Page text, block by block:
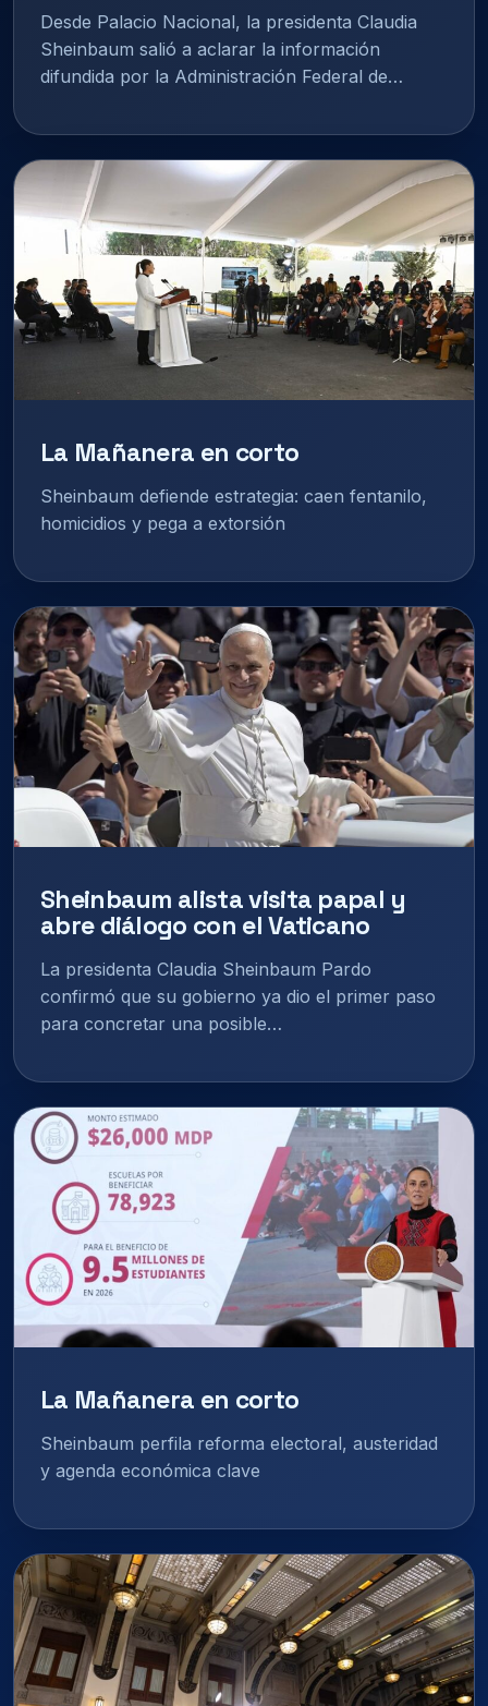
Desde Palacio Nacional, la presidenta Claudia
Sheinbaum salió a aclarar la información
difundida por la Administración Federal de…
La Mañanera en corto
Sheinbaum defiende estrategia: caen fentanilo,
homicidios y pega a extorsión
Sheinbaum alista visita papal y
abre diálogo con el Vaticano
La presidenta Claudia Sheinbaum Pardo
confirmó que su gobierno ya dio el primer paso
para concretar una posible…
La Mañanera en corto
Sheinbaum perfila reforma electoral, austeridad
y agenda económica clave